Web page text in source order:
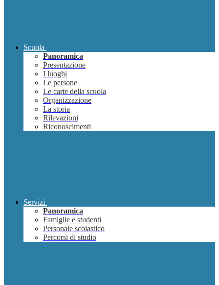
Scuola
Panoramica
Presentazione
I luoghi
Le persone
Le carte della scuola
Organizzazione
La storia
Rilevazioni
Riconoscimenti
Servizi
Panoramica
Famiglie e studenti
Personale scolastico
Percorsi di studio